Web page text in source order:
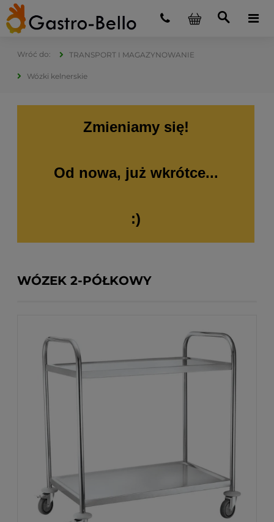
TRANSPORT I MAGAZYNOWANIE
Wózki kelnerskie
Zmieniamy się!
Od nowa, już wkrótce...
:)
WÓZEK 2-PÓŁKOWY